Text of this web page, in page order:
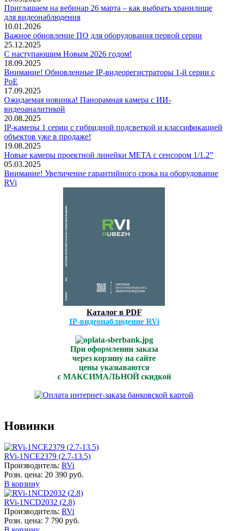
Приглашаем на вебинар 26 марта – как выбрать хранилище
для видеонаблюдения
10.01.2026
Важное обновление ПО для оборудования первой серии
25.12.2025
С наступающим Новым 2026 годом!
18.09.2025
Внимание! Обновленные IP-видеорегистраторы 1-й серии с
PoE
17.09.2025
Ожидаемая новинка! Панорамная камера с ИИ-
видеоаналитикой
20.08.2025
IP-камеры 1 серии с гибридной подсветкой и классификацией
объектов уже в продаже!
19.08.2025
Новые камеры проектной линейки META с сенсором 1/1.2”
05.03.2025
Внимание! Увеличение гарантийного срока на оборудование
RVi
Каталог в PDF
IP-видеонаблюдение RVi
При оформлении заказа
через корзину на сайте
цены указываются
с МАКСИМАЛЬНОЙ скидкой
Новинки
RVi-1NCE2379 (2.7-13.5)
Производитель: RVi
Розн. цена: 20 390 руб.
В корзину
RVi-1NCD2032 (2.8)
Производитель: RVi
Розн. цена: 7 790 руб.